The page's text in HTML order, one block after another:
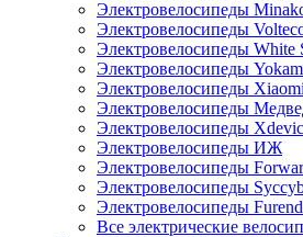
Электровелосипеды
Электровелосипеды
Электровелосипеды White
Электровелосипеды
Электровелосипеды Xiaomi
Электровелосипеды
Электровелосипеды
Электровелосипеды ИЖ
Электровелосипеды
Электровелосипеды
Электровелосипеды
Все электрические